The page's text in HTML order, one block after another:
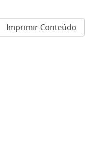
Imprimir Conteúdo